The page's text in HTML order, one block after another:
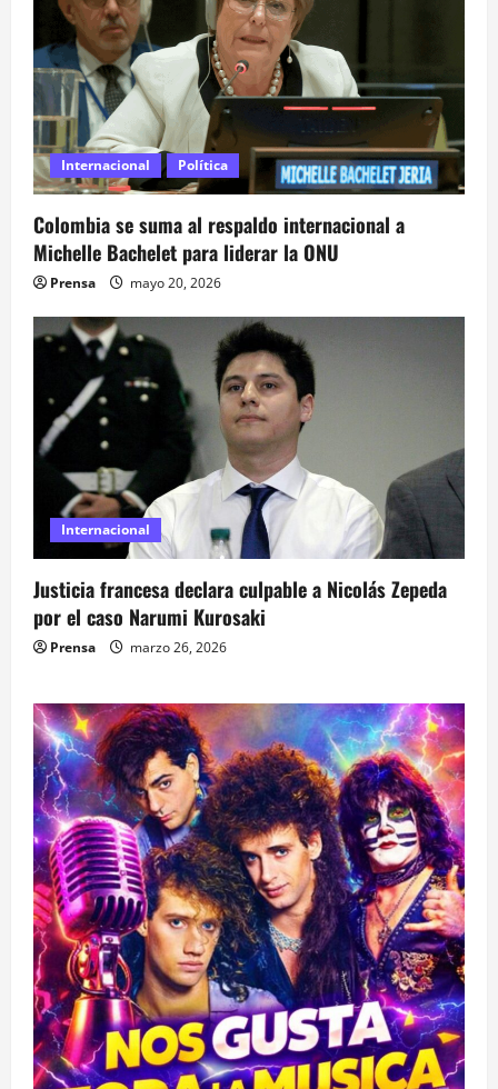
a
d
a
s
Internacional Política
Colombia se suma al respaldo internacional a
Michelle Bachelet para liderar la ONU
Prensa mayo 20, 2026
Internacional
Justicia francesa declara culpable a Nicolás Zepeda
por el caso Narumi Kurosaki
Prensa marzo 26, 2026